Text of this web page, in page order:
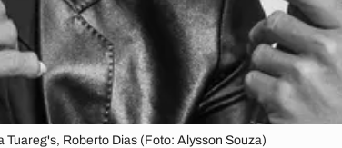
Tuareg's, Roberto Dias (Foto: Alysson Souza)